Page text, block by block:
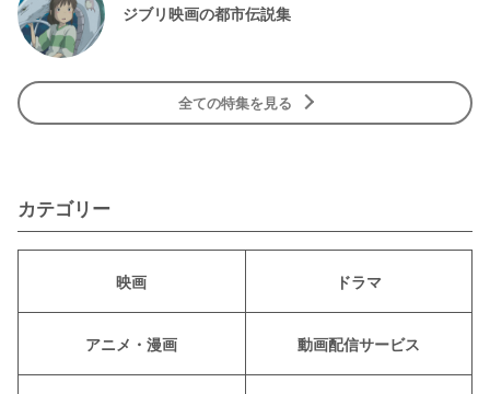
ジブリ映画の都市伝説集
全ての特集を見る
カテゴリー
映画 ドラマ
アニメ・漫画 動画配信サービス